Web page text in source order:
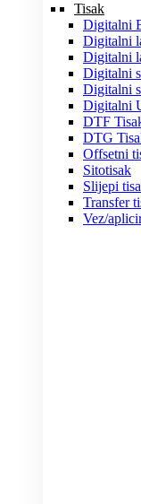
Tisak
Digitalni
Digitalni
Digitalni
Digitalni
Digitalni
Digitalni
DTF
DTG
Offsetni
Sitotisak
Slijepi
Transfer
Vez/